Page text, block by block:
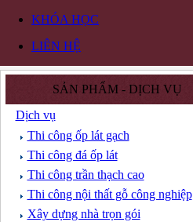
KHÓA HỌC
LIÊN HỆ
SẢN PHẨM - DỊCH VỤ
Dịch vụ
Thi công ốp lát gạch
Thi công đá ốp lát
Thi công trần thạch cao
Thi công nội thất gỗ công nghiệp
Xây dựng nhà trọn gói